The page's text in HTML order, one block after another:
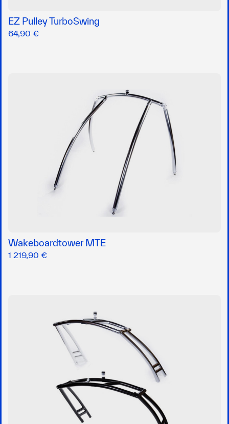
EZ Pulley TurboSwing
64,90 €
Wakeboardtower MTE
1 219,90 €